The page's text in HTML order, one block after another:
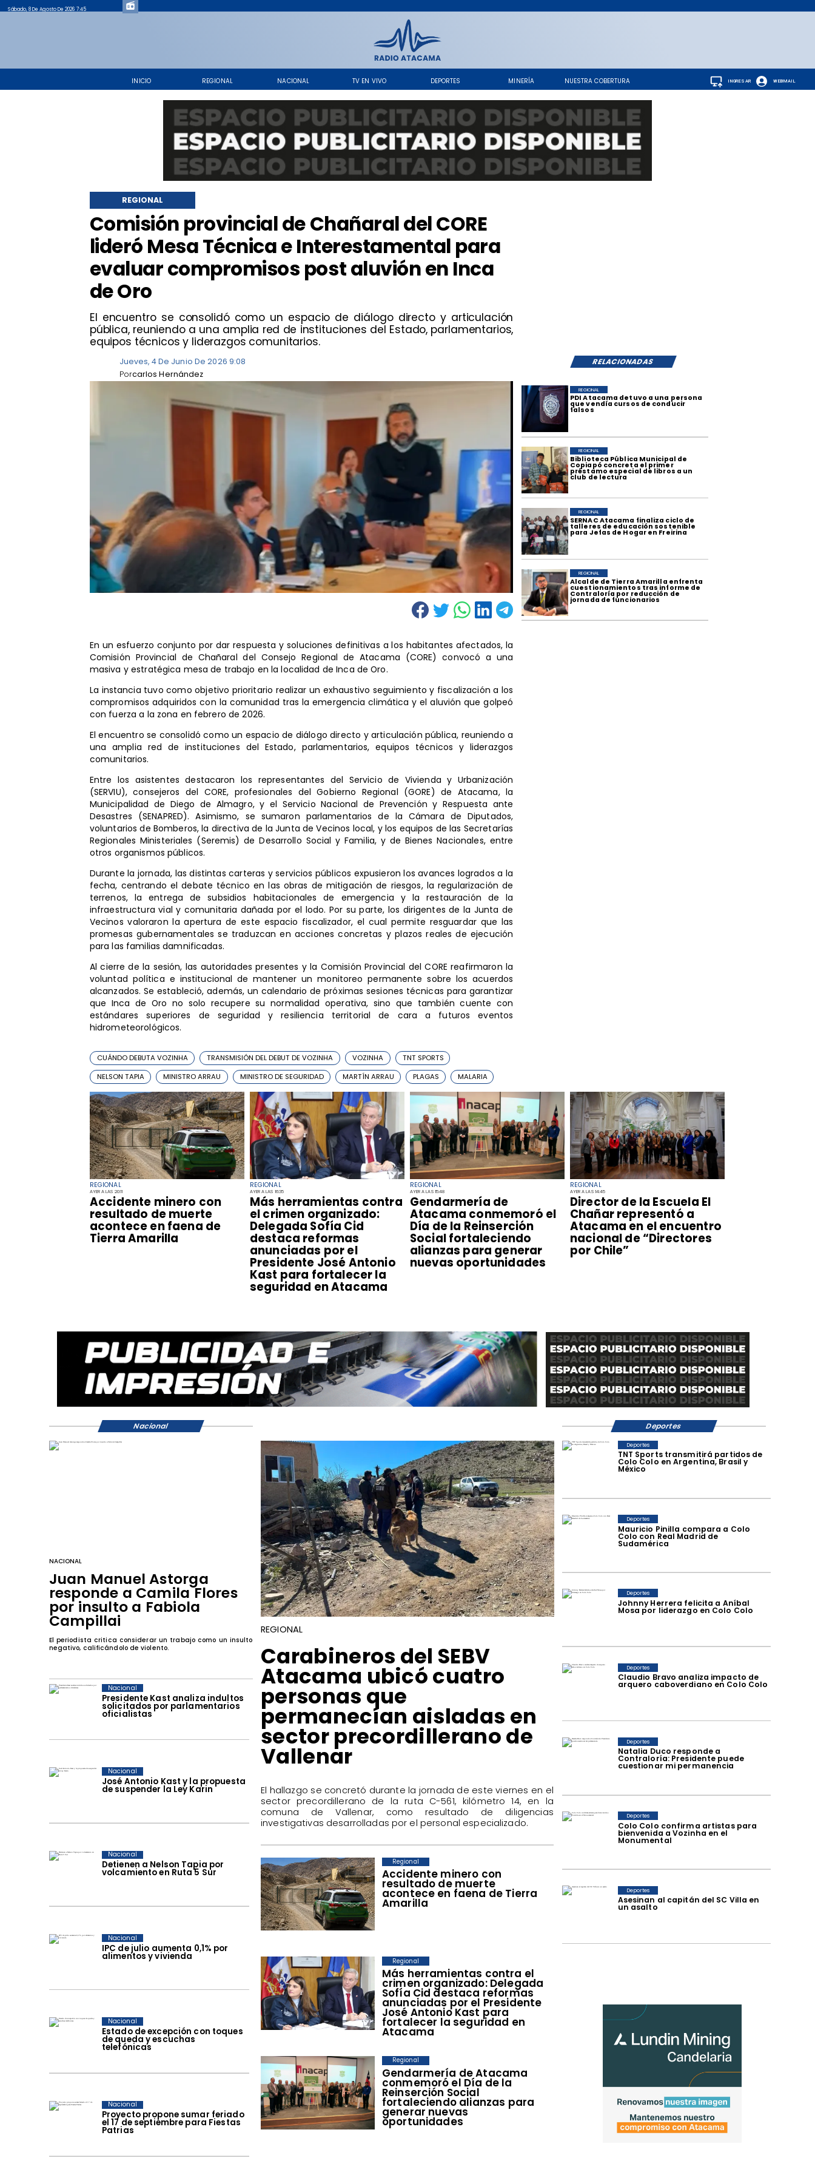
INICIO REGIONAL NACIONAL TV EN VIVO DEPORTES MINERÍA NUESTRA COBERTURA
Sábado, 8 De Agosto De 2026 7:45
WEBMAIL
INGRESAR
​Comisión provincial de Chañaral del CORE
lideró Mesa Técnica e Interestamental para
evaluar compromisos post aluvión en Inca
de Oro
​El encuentro se consolidó como un espacio de diálogo directo y articulación
pública, reuniendo a una amplia red de instituciones del Estado, parlamentarios,
equipos técnicos y liderazgos comunitarios.
REGIONAL
RELACIONADAS
Jueves, 4 De Junio De 2026 9:08
carlos Hernández
Por
REGIONAL
AYER A LAS 20:11
Accidente minero con
resultado de muerte
acontece en faena de
Tierra Amarilla
REGIONAL
AYER A LAS 16:35
​Más herramientas contra
el crimen organizado:
Delegada Sofía Cid
destaca reformas
anunciadas por el
Presidente José Antonio
Kast para fortalecer la
seguridad en Atacama
REGIONAL
AYER A LAS 15:48
​Gendarmería de
Atacama conmemoró el
Día de la Reinserción
Social fortaleciendo
alianzas para generar
nuevas oportunidades
REGIONAL
AYER A LAS 14:45
​Director de la Escuela El
Chañar representó a
Atacama en el encuentro
nacional de “Directores
por Chile”
​PDI Atacama detuvo a una persona
que vendía cursos de conducir
falsos
REGIONAL
​Biblioteca Pública Municipal de
Copiapó concreta el primer
préstamo especial de libros a un
club de lectura
REGIONAL
SERNAC Atacama finaliza ciclo de
talleres de educación sostenible
para Jefas de Hogar en Freirina
REGIONAL
​Alcalde de Tierra Amarilla enfrenta
cuestionamientos tras informe de
Contraloría por reducción de
jornada de funcionarios
REGIONAL
En un esfuerzo conjunto por dar respuesta y soluciones definitivas a los habitantes afectados, la
Comisión Provincial de Chañaral del Consejo Regional de Atacama (CORE) convocó a una
masiva y estratégica mesa de trabajo en la localidad de Inca de Oro.
La instancia tuvo como objetivo prioritario realizar un exhaustivo seguimiento y fiscalización a los
compromisos adquiridos con la comunidad tras la emergencia climática y el aluvión que golpeó
con fuerza a la zona en febrero de 2026.
El encuentro se consolidó como un espacio de diálogo directo y articulación pública, reuniendo a
una amplia red de instituciones del Estado, parlamentarios, equipos técnicos y liderazgos
comunitarios.
Entre los asistentes destacaron los representantes del Servicio de Vivienda y Urbanización
(SERVIU), consejeros del CORE, profesionales del Gobierno Regional (GORE) de Atacama, la
Municipalidad de Diego de Almagro, y el Servicio Nacional de Prevención y Respuesta ante
Desastres (SENAPRED). Asimismo, se sumaron parlamentarios de la Cámara de Diputados,
voluntarios de Bomberos, la directiva de la Junta de Vecinos local, y los equipos de las Secretarías
Regionales Ministeriales (Seremis) de Desarrollo Social y Familia, y de Bienes Nacionales, entre
otros organismos públicos.
Durante la jornada, las distintas carteras y servicios públicos expusieron los avances logrados a la
fecha, centrando el debate técnico en las obras de mitigación de riesgos, la regularización de
terrenos, la entrega de subsidios habitacionales de emergencia y la restauración de la
infraestructura vial y comunitaria dañada por el lodo. Por su parte, los dirigentes de la Junta de
Vecinos valoraron la apertura de este espacio fiscalizador, el cual permite resguardar que las
promesas gubernamentales se traduzcan en acciones concretas y plazos reales de ejecución
para las familias damnificadas.
Al cierre de la sesión, las autoridades presentes y la Comisión Provincial del CORE reafirmaron la
voluntad política e institucional de mantener un monitoreo permanente sobre los acuerdos
alcanzados. Se estableció, además, un calendario de próximas sesiones técnicas para garantizar
que Inca de Oro no solo recupere su normalidad operativa, sino que también cuente con
estándares superiores de seguridad y resiliencia territorial de cara a futuros eventos
hidrometeorológicos.
CUÁNDO DEBUTA VOZINHA TRANSMISIÓN DEL DEBUT DE VOZINHA VOZINHA
TNT SPORTS
NELSON TAPIA
MINISTRO ARRAU MINISTRO DE SEGURIDAD MARTÍN ARRAU PLAGAS MALARIA
TNT Sports transmitirá partidos de
Colo Colo en Argentina, Brasil y
México
Deportes
Mauricio Pinilla compara a Colo
Colo con Real Madrid de
Sudamérica
Deportes
Johnny Herrera felicita a Aníbal
Mosa por liderazgo en Colo Colo
Deportes
Claudio Bravo analiza impacto de
arquero caboverdiano en Colo Colo
Deportes
Natalia Duco responde a
Contraloría: Presidente puede
cuestionar mi permanencia
Deportes
Colo Colo confirma artistas para
bienvenida a Vozinha en el
Monumental
Deportes
Asesinan al capitán del SC Villa en
un asalto
Deportes
Presidente Kast analiza indultos
solicitados por parlamentarios
oficialistas
Nacional
José Antonio Kast y la propuesta
de suspender la Ley Karin
Nacional
Detienen a Nelson Tapia por
volcamiento en Ruta 5 Sur
Nacional
IPC de julio aumenta 0,1% por
alimentos y vivienda
Nacional
Estado de excepción con toques
de queda y escuchas
telefónicas
Nacional
Proyecto propone sumar feriado
el 17 de septiembre para Fiestas
Patrias
Nacional
Accidente minero con
resultado de muerte
acontece en faena de Tierra
Amarilla
Regional
​Más herramientas contra el
crimen organizado: Delegada
Sofía Cid destaca reformas
anunciadas por el Presidente
José Antonio Kast para
fortalecer la seguridad en
Atacama
Regional
​Gendarmería de Atacama
conmemoró el Día de la
Reinserción Social
fortaleciendo alianzas para
generar nuevas
oportunidades
Regional
NACIONAL
Juan Manuel Astorga
responde a Camila Flores
por insulto a Fabiola
Campillai
El periodista critica considerar un trabajo como un insulto
negativo, calificándolo de violento.
REGIONAL
Carabineros del SEBV
Atacama ubicó cuatro
personas que
permanecían aisladas en
sector precordillerano de
Vallenar
El hallazgo se concretó durante la jornada de este viernes en el
sector precordillerano de la ruta C-561, kilómetro 14, en la
comuna de Vallenar, como resultado de diligencias
investigativas desarrolladas por el personal especializado.
Nacional Deportes